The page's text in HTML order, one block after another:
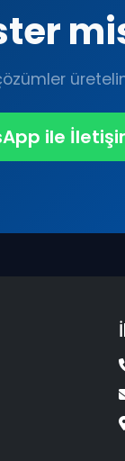
ile